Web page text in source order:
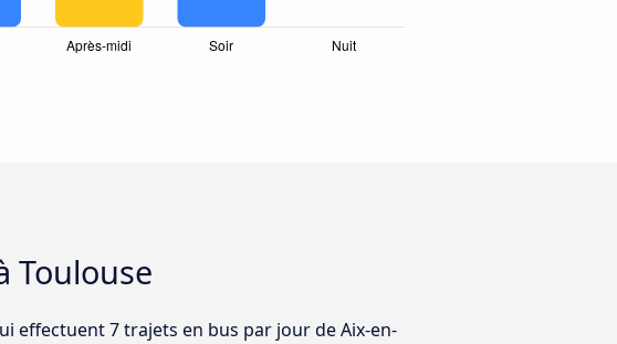
Toulouse
effectuent 7 trajets en bus par jour de Aix-en-